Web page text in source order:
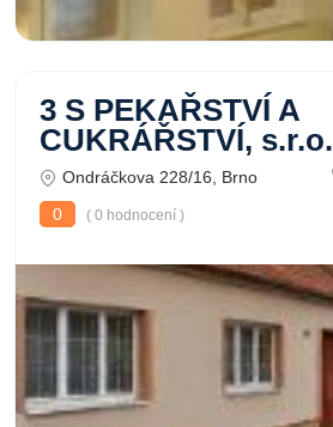
3 S PEKAŘSTVÍ A
CUKRÁŘSTVÍ, s.r.o.
Ondráčkova 228/16, Brno
0
( 0 hodnocení )